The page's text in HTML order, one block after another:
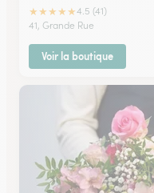
★★★★★4.5 (41)
41, Grande Rue
Voir la boutique